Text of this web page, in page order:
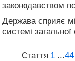
законодавством
Держава сприяє
системі загальної
Стаття 1 ...44